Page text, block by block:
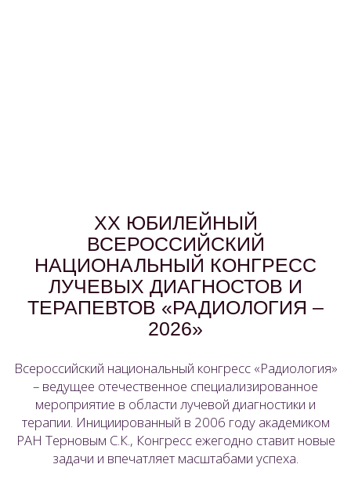
XX ЮБИЛЕЙНЫЙ
ВСЕРОССИЙСКИЙ
НАЦИОНАЛЬНЫЙ КОНГРЕСС
ЛУЧЕВЫХ ДИАГНОСТОВ И
ТЕРАПЕВТОВ «РАДИОЛОГИЯ –
2026»
Всероссийский национальный конгресс «Радиология»
– ведущее отечественное специализированное
мероприятие в области лучевой диагностики и
терапии. Инициированный в 2006 году академиком
РАН Терновым С.К., Конгресс ежегодно ставит новые
задачи и впечатляет масштабами успеха.